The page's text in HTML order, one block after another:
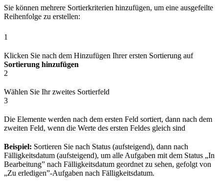
Sie können mehrere Sortierkriterien hinzufügen, um eine ausgefeilte
Reihenfolge zu erstellen:
1
Klicken Sie nach dem Hinzufügen Ihrer ersten Sortierung auf
Sortierung hinzufügen
2
Wählen Sie Ihr zweites Sortierfeld
3
Die Elemente werden nach dem ersten Feld sortiert, dann nach dem
zweiten Feld, wenn die Werte des ersten Feldes gleich sind
Beispiel: Sortieren Sie nach Status (aufsteigend), dann nach
Fälligkeitsdatum (aufsteigend), um alle Aufgaben mit dem Status „In
Bearbeitung” nach Fälligkeitsdatum geordnet zu sehen, gefolgt von
„Zu erledigen”-Aufgaben nach Fälligkeitsdatum.